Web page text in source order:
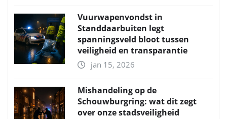
Vuurwapenvondst in
Standdaarbuiten legt
spanningsveld bloot tussen
veiligheid en transparantie
jan 15, 2026
Mishandeling op de
Schouwburgring: wat dit zegt
over onze stadsveiligheid